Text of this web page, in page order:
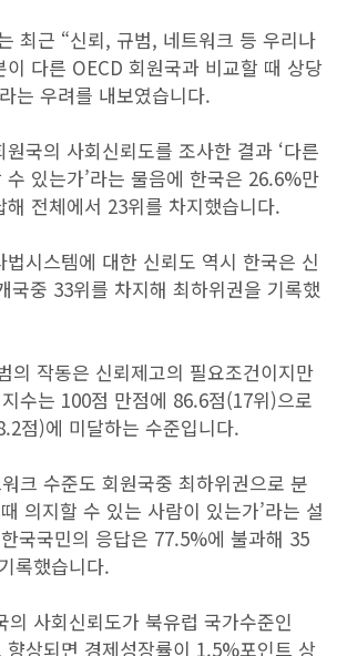
최근 “신뢰, 규범, 네트워크 등 우리나
이 다른 OECD 회원국과 비교할 때 상당
는 우려를 내보였습니다.
국의 사회신뢰도를 조사한 결과 ‘다른
수 있는가’라는 물음에 한국은 26.6%만
해 전체에서 23위를 차지했습니다.
법시스템에 대한 신뢰도 역시 한국은 신
국중 33위를 차지해 최하위권을 기록했
의 작동은 신뢰제고의 필요조건이지만
수는 100점 만점에 86.6점(17위)으로
점)에 미달하는 수준입니다.
크 수준도 회원국중 최하위권으로 분
의지할 수 있는 사람이 있는가’라는 설
한국국민의 응답은 77.5%에 불과해 35
록했습니다.
의 사회신뢰도가 북유럽 국가수준인
상되면 경제성장률이 1.5%포인트 상